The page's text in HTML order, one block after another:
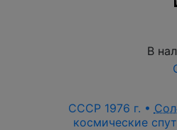
В
СССР 1976 г. •
космические